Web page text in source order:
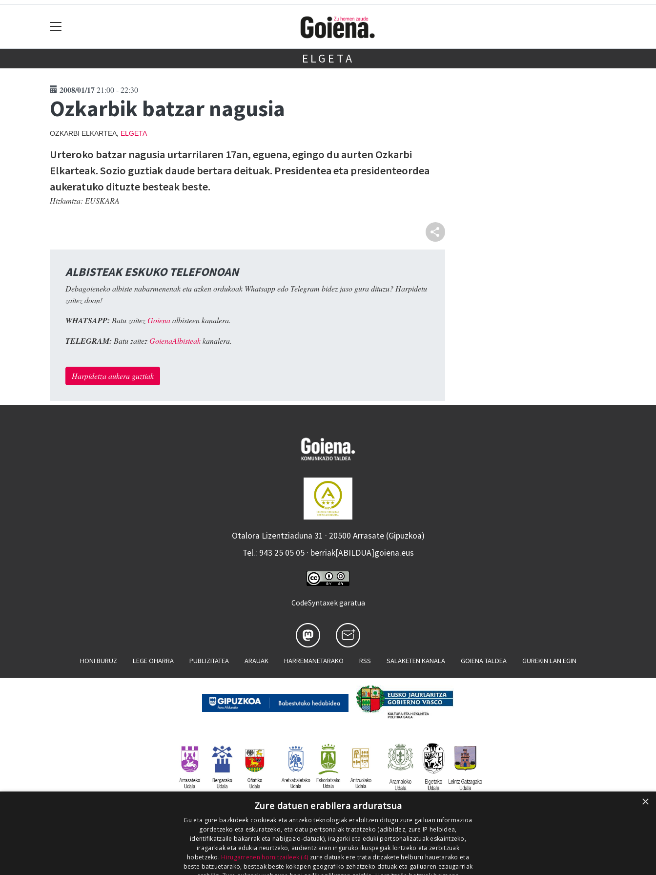
ELGETA
2008/01/1721:00 - 22:30
Ozkarbik batzar nagusia
OZKARBI ELKARTEA, ELGETA
Urteroko batzar nagusia urtarrilaren 17an, eguena, egingo du aurten Ozkarbi
Elkarteak. Sozio guztiak daude bertara deituak. Presidentea eta presidenteordea
aukeratuko dituzte besteak beste.
Hizkuntza: EUSKARA
ALBISTEAK ESKUKO TELEFONOAN
Debagoieneko albiste nabarmenenak eta azken ordukoak Whatsapp edo Telegram bidez jaso gura dituzu? Harpidetu
zaitez doan!
WHATSAPP: Batu zaitezGoienaalbisteen kanalera.
TELEGRAM: Batu zaitezGoienaAlbisteakkanalera.
Harpidetza aukera guztiak
Otalora Lizentziaduna 31 · 20500 Arrasate (Gipuzkoa)
Tel.: 943 25 05 05 · berriak[ABILDUA]goiena.eus
CodeSyntaxek garatua
HONI BURUZ LEGE OHARRA PUBLIZITATEA ARAUAK HARREMANETARAKO RSS SALAKETEN KANALA GOIENA TALDEA GUREKIN LAN EGIN
×
Zure datuen erabilera arduratsua
Gu eta gure bazkideek cookieak eta antzeko teknologiak erabiltzen ditugu zure gailuan informazioa
gordetzeko eta eskuratzeko, eta datu pertsonalak tratatzeko (adibidez, zure IP helbidea,
identifikatzaile bakarrak eta nabigazio-datuak), iragarki eta eduki pertsonalizatuak eskaintzeko,
iragarkiak eta edukia neurtzeko, audientziaren inguruko ikuspegiak lortzeko eta zerbitzuak
hobetzeko. Hirugarrenen hornitzaileek (4) zure datuak ere trata ditzakete helburu hauetarako eta
beste batzuetarako, besteak beste kokapen geografiko zehatzeko datuak eta gailuaren ezaugarriak